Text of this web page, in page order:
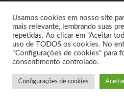
SIGA-ME NO TWITTER
Governança já com Adriana
Início Sobre Livros
Usamos cookies em nosso site
mais relevante, lembrando suas
repetidas. Ao clicar em “Aceitar
uso de TODOS os cookies. No
"Configurações de cookies" para
consentimento controlado.
Configurações de cookies